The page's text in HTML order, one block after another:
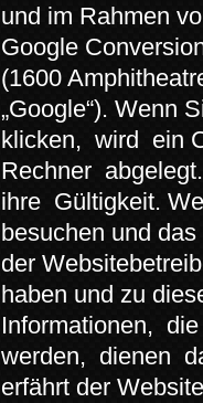
und im Rahmen
Google
(1600
„Google“). Wenn
klicken, wird ein
Rechner abgelegt.
ihre Gültigkeit.
besuchen und
der
haben und zu
Informationen, die
werden, dienen
erfährt der